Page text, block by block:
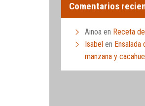
Comentarios
Ainoa en Receta
Isabel en
manzana y